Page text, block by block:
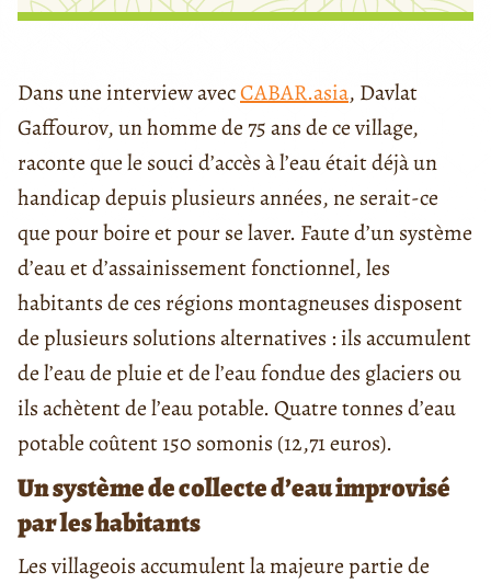
Dans une interview avecCABAR.asia, Davlat
Gaffourov, un homme de 75 ans de ce village,
raconte que le souci d’accès à l’eau était déjà un
handicap depuis plusieurs années, ne serait-ce
que pour boire et pour se laver. Faute d’un système
d’eau et d’assainissement fonctionnel, les
habitants de ces régions montagneuses disposent
de plusieurs solutions alternatives : ils accumulent
de l’eau de pluie et de l’eau fondue des glaciers ou
ils achètent de l’eau potable. Quatre tonnes d’eau
potable coûtent 150 somonis (12,71 euros).
Un système de collecte d’eau improvisé
par les habitants
Les villageois accumulent la majeure partie de